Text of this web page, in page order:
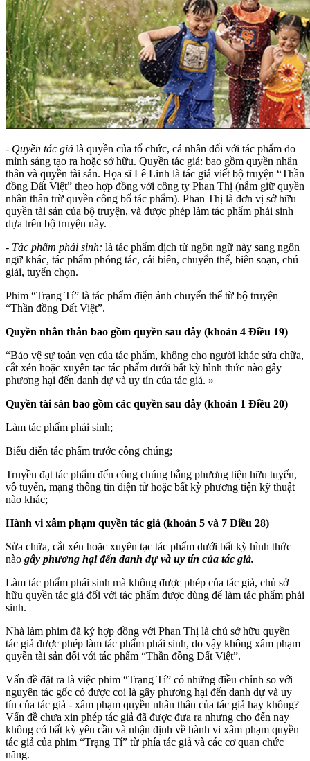
- Quyền tác giả là quyền của tổ chức, cá nhân đối với tác phẩm do
mình sáng tạo ra hoặc sở hữu. Quyền tác giả: bao gồm quyền nhân
thân và quyền tài sản. Họa sĩ Lê Linh là tác giả viết bộ truyện “Thần
đồng Đất Việt” theo hợp đồng với công ty Phan Thị (nắm giữ quyền
nhân thân trừ quyền công bố tác phẩm). Phan Thị là đơn vị sở hữu
quyền tài sản của bộ truyện, và được phép làm tác phẩm phái sinh
dựa trên bộ truyện này.
- Tác phẩm phái sinh: là tác phẩm dịch từ ngôn ngữ này sang ngôn
ngữ khác, tác phẩm phóng tác, cải biên, chuyển thể, biên soạn, chú
giải, tuyển chọn.
Phim “Trạng Tí” là tác phẩm điện ảnh chuyển thể từ bộ truyện
“Thần đồng Đất Việt”.
Quyền nhân thân bao gồm quyền sau đây (khoản 4 Điều 19)
“Bảo vệ sự toàn vẹn của tác phẩm, không cho người khác sửa chữa,
cắt xén hoặc xuyên tạc tác phẩm dưới bất kỳ hình thức nào gây
phương hại đến danh dự và uy tín của tác giả. »
Quyền tài sản bao gồm các quyền sau đây (khoản 1 Điều 20)
Làm tác phẩm phái sinh;
Biểu diễn tác phẩm trước công chúng;
Truyền đạt tác phẩm đến công chúng bằng phương tiện hữu tuyến,
vô tuyến, mạng thông tin điện tử hoặc bất kỳ phương tiện kỹ thuật
nào khác;
Hành vi xâm phạm quyền tác giả (khoản 5 và 7 Điều 28)
Sửa chữa, cắt xén hoặc xuyên tạc tác phẩm dưới bất kỳ hình thức
nào gây phương hại đến danh dự và uy tín của tác giả.
Làm tác phẩm phái sinh mà không được phép của tác giả, chủ sở
hữu quyền tác giả đối với tác phẩm được dùng để làm tác phẩm phái
sinh.
Nhà làm phim đã ký hợp đồng với Phan Thị là chủ sở hữu quyền
tác giả được phép làm tác phẩm phái sinh, do vậy không xâm phạm
quyền tài sản đối với tác phẩm “Thần đồng Đất Việt”.
Vấn đề đặt ra là việc phim “Trạng Tí” có những điều chỉnh so với
nguyên tác gốc có được coi là gây phương hại đến danh dự và uy
tín của tác giả - xâm phạm quyền nhân thân của tác giả hay không?
Vấn đề chưa xin phép tác giả đã được đưa ra nhưng cho đến nay
không có bất kỳ yêu cầu và nhận định về hành vi xâm phạm quyền
tác giả của phim “Trạng Tí” từ phía tác giả và các cơ quan chức
năng.